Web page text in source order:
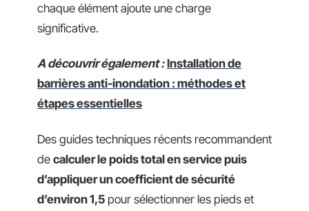
chaque élément ajoute une charge
significative.
A découvrir également : Installation de
barrières anti-inondation : méthodes et
étapes essentielles
Des guides techniques récents recommandent
de calculer le poids total en service puis
d’appliquer un coefficient de sécurité
d’environ 1,5 pour sélectionner les pieds et